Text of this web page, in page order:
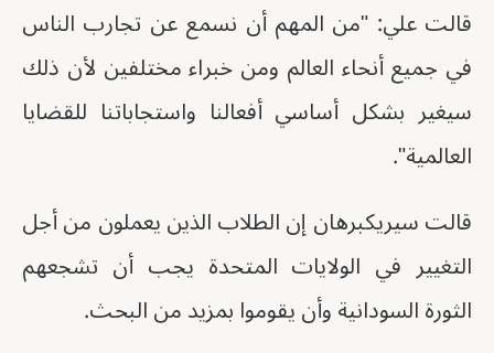
قالت علي: "من المهم أن نسمع عن تجارب الناس
في جميع أنحاء العالم ومن خبراء مختلفين لأن ذلك
سيغير بشكل أساسي أفعالنا واستجاباتنا للقضايا
العالمية".
قالت سيريكبرهان إن الطلاب الذين يعملون من أجل
التغيير في الولايات المتحدة يجب أن تشجعهم
الثورة السودانية وأن يقوموا بمزيد من البحث.